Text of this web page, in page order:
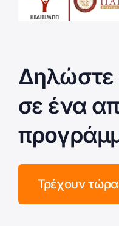
Δηλώστε
σε ένα
Τρέχουν τώρα